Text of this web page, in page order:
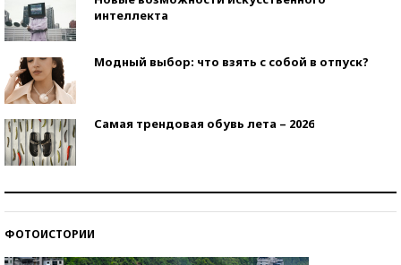
интеллекта
Модный выбор: что взять с собой в отпуск?
Самая трендовая обувь лета – 2026
ФОТОИСТОРИИ